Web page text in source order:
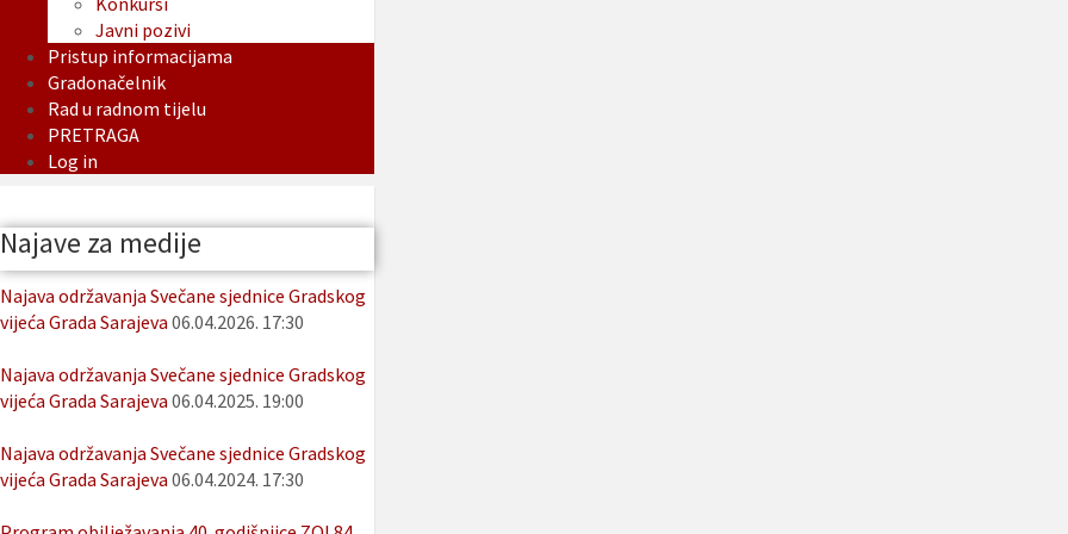
Javni pozivi
Pristup informacijama
Gradonačelnik
Rad u radnom tijelu
PRETRAGA
Log in
Najave za medije
Najava održavanja Svečane sjednice Gradskog
vijeća Grada Sarajeva 06.04.2026. 17:30
Najava održavanja Svečane sjednice Gradskog
vijeća Grada Sarajeva 06.04.2025. 19:00
Najava održavanja Svečane sjednice Gradskog
vijeća Grada Sarajeva 06.04.2024. 17:30